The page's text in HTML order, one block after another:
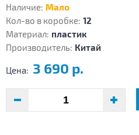
Наличие: Мало
Кол-во в коробке: 12
Материал: пластик
Производитель: Китай
Цена: 3 690 р.